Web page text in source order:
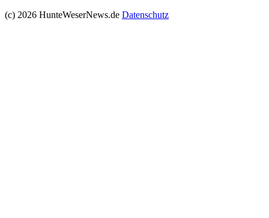
(c) 2026 HunteWeserNews.de Datenschutz